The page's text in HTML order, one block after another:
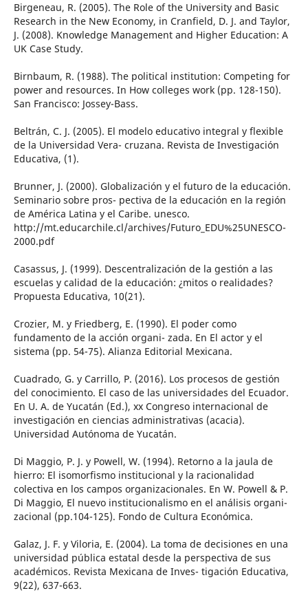
Birgeneau, R. (2005). The Role of the University and Basic
Research in the New Economy, in Cranfield, D. J. and Taylor,
J. (2008). Knowledge Management and Higher Education: A
UK Case Study.
Birnbaum, R. (1988). The political institution: Competing for
power and resources. In How colleges work (pp. 128-150).
San Francisco: Jossey-Bass.
Beltrán, C. J. (2005). El modelo educativo integral y flexible
de la Universidad Vera- cruzana. Revista de Investigación
Educativa, (1).
Brunner, J. (2000). Globalización y el futuro de la educación.
Seminario sobre pros- pectiva de la educación en la región
de América Latina y el Caribe. unesco.
http://mt.educarchile.cl/archives/Futuro_EDU%25UNESCO-
2000.pdf
Casassus, J. (1999). Descentralización de la gestión a las
escuelas y calidad de la educación: ¿mitos o realidades?
Propuesta Educativa, 10(21).
Crozier, M. y Friedberg, E. (1990). El poder como
fundamento de la acción organi- zada. En El actor y el
sistema (pp. 54-75). Alianza Editorial Mexicana.
Cuadrado, G. y Carrillo, P. (2016). Los procesos de gestión
del conocimiento. El caso de las universidades del Ecuador.
En U. A. de Yucatán (Ed.), xx Congreso internacional de
investigación en ciencias administrativas (acacia).
Universidad Autónoma de Yucatán.
Di Maggio, P. J. y Powell, W. (1994). Retorno a la jaula de
hierro: El isomorfismo institucional y la racionalidad
colectiva en los campos organizacionales. En W. Powell & P.
Di Maggio, El nuevo institucionalismo en el análisis organi-
zacional (pp.104-125). Fondo de Cultura Económica.
Galaz, J. F. y Viloria, E. (2004). La toma de decisiones en una
universidad pública estatal desde la perspectiva de sus
académicos. Revista Mexicana de Inves- tigación Educativa,
9(22), 637-663.